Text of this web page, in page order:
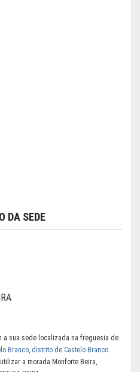
DA SEDE
a sua sede localizada na freguesia de
Branco, distrito de Castelo Branco.
a morada Monforte Beira,